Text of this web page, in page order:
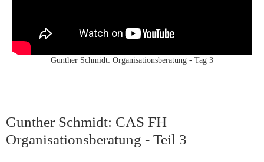
Gunther Schmidt: Organisationsberatung - Tag 3
Gunther Schmidt: CAS FH
Organisationsberatung - Teil 3